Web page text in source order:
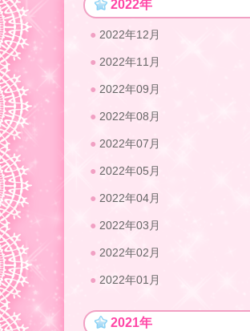
2022年
2022年12月
2022年11月
2022年09月
2022年08月
2022年07月
2022年05月
2022年04月
2022年03月
2022年02月
2022年01月
2021年